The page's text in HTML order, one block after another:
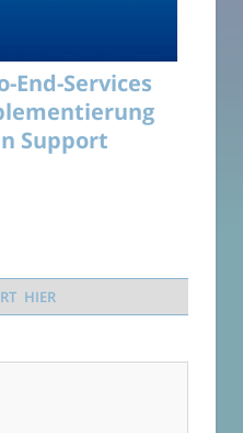
End-Services
Support
HIER